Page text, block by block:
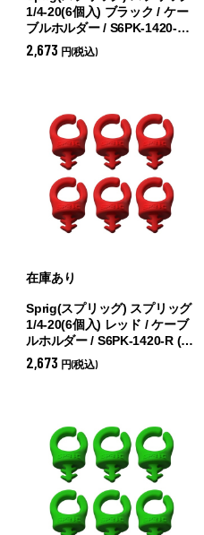
1/4-20(6個入) ブラック / ケー
ブルホルダー / S6PK-1420-BK
(ブラック)
2,673 円(税込)
在庫あり
Sprig(スプリッグ) スプリッグ
1/4-20(6個入) レッド / ケーブ
ルホルダー / S6PK-1420-R (レ
ッド)
2,673 円(税込)